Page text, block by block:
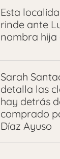
Esta
rinde ante
nombra
Sarah
detalla las
hay detrás
comprado
Díaz Ayuso